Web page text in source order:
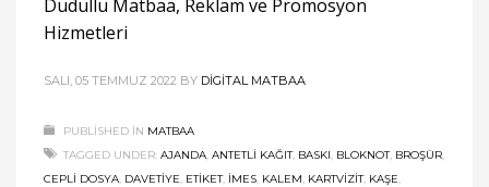
Dudullu Matbaa, Reklam ve Promosyon
Hizmetleri
SALI, 05 TEMMUZ 2022 BY DIGITAL MATBAA
PUBLISHED IN MATBAA
TAGGED UNDER: AJANDA, ANTETLI KAĞIT, BASKI, BLOKNOT, BROŞÜR,
CEPLI DOSYA, DAVETIYE, ETIKET, İMES, KALEM, KARTVIZIT, KAŞE,